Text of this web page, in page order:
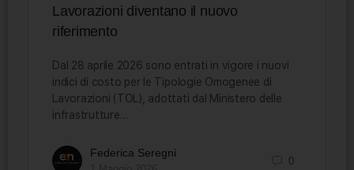
Lavorazioni diventano il nuovo
riferimento
Dal 28 aprile 2026 sono entrati in vigore i nuovi
indici di costo per le Tipologie Omogenee di
Lavorazioni (TOL), adottati dal Ministero delle
infrastrutture…
Federica Seregni
0